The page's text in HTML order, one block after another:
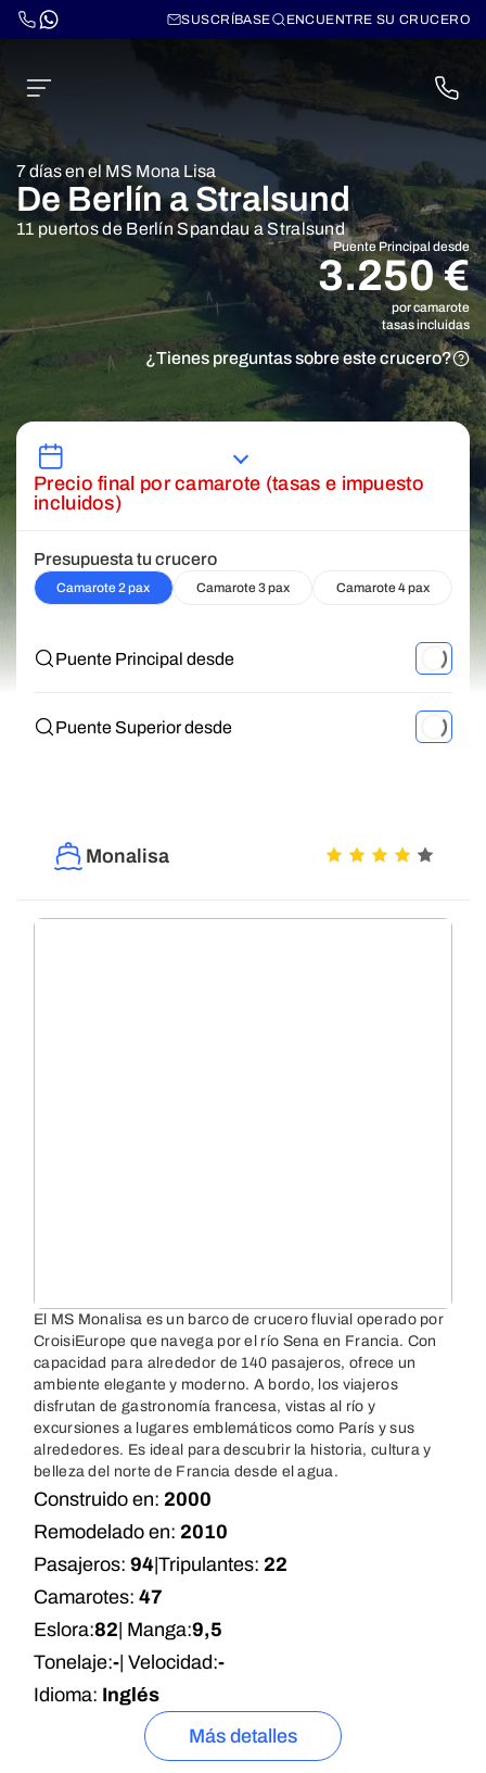
SUSCRÍBASE ENCUENTRE SU CRUCERO
7 días en el MS Mona Lisa
De Berlín a Stralsund
11 puertos de Berlín Spandau a Stralsund
Puente Principal desde
3.250 €
por camarote
tasas incluidas
¿Tienes preguntas sobre este crucero?
Precio final por camarote (tasas e impuesto
incluidos)
Presupuesta tu crucero
Camarote 2 pax Camarote 3 pax Camarote 4 pax
Puente Principal desde
Puente Superior desde
Monalisa
El MS Monalisa es un barco de crucero fluvial operado por
CroisiEurope que navega por el río Sena en Francia. Con
capacidad para alrededor de 140 pasajeros, ofrece un
ambiente elegante y moderno. A bordo, los viajeros
disfrutan de gastronomía francesa, vistas al río y
excursiones a lugares emblemáticos como París y sus
alrededores. Es ideal para descubrir la historia, cultura y
belleza del norte de Francia desde el agua.
Construido en: 2000
Remodelado en: 2010
Pasajeros: 94 Tripulantes: 22
Camarotes: 47
Eslora:82 | Manga:9,5
Tonelaje:- | Velocidad:-
Idioma: Inglés
Más detalles